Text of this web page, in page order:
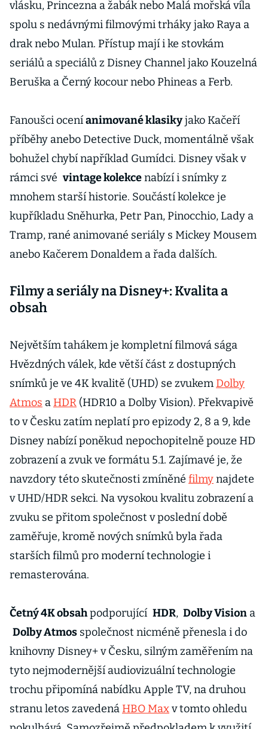
vlásku, Princezna a žabák nebo Malá mořská víla
spolu s nedávnými filmovými trháky jako Raya a
drak nebo Mulan. Přístup mají i ke stovkám
seriálů a speciálů z Disney Channel jako Kouzelná
Beruška a Černý kocour nebo Phineas a Ferb.
Fanoušci oceníanimované klasikyjako Kačeří
příběhy anebo Detective Duck, momentálně však
bohužel chybí například Gumídci. Disney však v
rámci své vintage kolekcenabízí i snímky z
mnohem starší historie. Součástí kolekce je
kupříkladu Sněhurka, Petr Pan, Pinocchio, Lady a
Tramp, rané animované seriály s Mickey Mousem
anebo Kačerem Donaldem a řada dalších.
Filmy a seriály na Disney+: Kvalita a
obsah
Největším tahákem je kompletní filmová sága
Hvězdných válek, kde větší část z dostupných
snímků je ve 4K kvalitě (UHD) se zvukem Dolby
Atmos a HDR (HDR10 a Dolby Vision). Překvapivě
to v Česku zatím neplatí pro epizody 2, 8 a 9, kde
Disney nabízí poněkud nepochopitelně pouze HD
zobrazení a zvuk ve formátu 5.1. Zajímavé je, že
navzdory této skutečnosti zmíněné filmynajdete
v UHD/HDR sekci. Na vysokou kvalitu zobrazení a
zvuku se přitom společnost v poslední době
zaměřuje, kromě nových snímků byla řada
starších filmů pro moderní technologie i
remasterována.
Četný 4K obsahpodporující HDR, Dolby Vision a
Dolby Atmosspolečnost nicméně přenesla i do
knihovny Disney+ v Česku, silným zaměřením na
tyto nejmodernější audiovizuální technologie
trochu připomíná nabídku Apple TV, na druhou
stranu letos zavedená HBO Maxv tomto ohledu